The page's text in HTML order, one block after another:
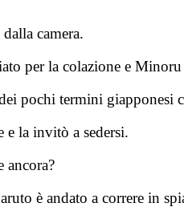
camera.
per la colazione e
pochi termini giapponesi
la invitò a sedersi.
ancora?
è andato a correre in